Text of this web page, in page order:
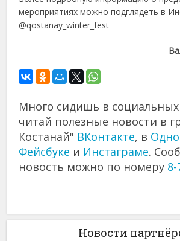
мероприятиях можно подглядеть в
@qostanay_winter_fest
Много сидишь в социальных
читай полезные новости в
Костанай" ВКонтакте, в
Фейсбуке и Инстаграме.
новость можно по номеру
Новости